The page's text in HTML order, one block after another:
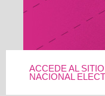
ACCEDE AL
NACIONAL